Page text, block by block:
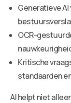
Generatieve
OCR-
Kritische
standaarden
AI helpt niet